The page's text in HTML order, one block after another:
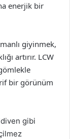
enerjik bir
giyinmek,
artırır. LCW
bir görünüm
gibi